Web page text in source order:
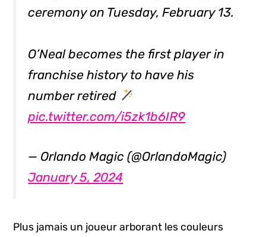
ceremony on Tuesday, February 13.
O’Neal becomes the first player in
franchise history to have his
number retired
pic.twitter.com/i5zk1b6IR9
— Orlando Magic (@OrlandoMagic)
January 5, 2024
Plus jamais un joueur arborant les couleurs